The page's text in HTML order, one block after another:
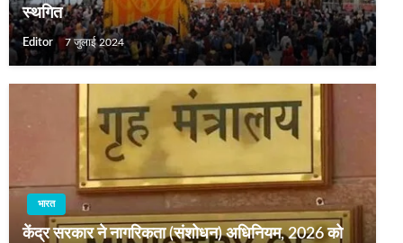
स्‍थगित
Editor 7 जुलाई 2024
भारत
केंद्र सरकार ने नागरिकता (संशोधन) अधिनियम, 2026 को